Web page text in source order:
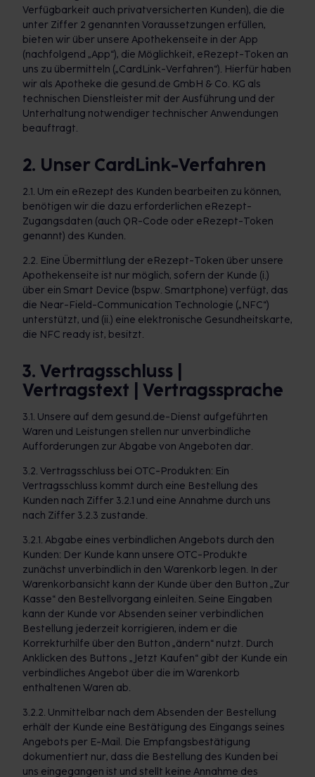
Verfügbarkeit auch privatversicherten Kunden), die die
unter Ziffer 2 genannten Voraussetzungen erfüllen,
bieten wir über unsere Apothekenseite in der App
(nachfolgend „App“), die Möglichkeit, eRezept-Token an
uns zu übermitteln („CardLink-Verfahren“). Hierfür haben
wir als Apotheke die gesund.de GmbH & Co. KG als
technischen Dienstleister mit der Ausführung und der
Unterhaltung notwendiger technischer Anwendungen
beauftragt.
2. Unser CardLink-Verfahren
2.1. Um ein eRezept des Kunden bearbeiten zu können,
benötigen wir die dazu erforderlichen eRezept-
Zugangsdaten (auch QR-Code oder eRezept-Token
genannt) des Kunden.
2.2. Eine Übermittlung der eRezept-Token über unsere
Apothekenseite ist nur möglich, sofern der Kunde (i.)
über ein Smart Device (bspw. Smartphone) verfügt, das
die Near-Field-Communication Technologie („NFC“)
unterstützt, und (ii.) eine elektronische Gesundheitskarte,
die NFC ready ist, besitzt.
3. Vertragsschluss |
Vertragstext | Vertragssprache
3.1. Unsere auf dem gesund.de-Dienst aufgeführten
Waren und Leistungen stellen nur unverbindliche
Aufforderungen zur Abgabe von Angeboten dar.
3.2. Vertragsschluss bei OTC-Produkten: Ein
Vertragsschluss kommt durch eine Bestellung des
Kunden nach Ziffer 3.2.1 und eine Annahme durch uns
nach Ziffer 3.2.3 zustande.
3.2.1. Abgabe eines verbindlichen Angebots durch den
Kunden: Der Kunde kann unsere OTC-Produkte
zunächst unverbindlich in den Warenkorb legen. In der
Warenkorbansicht kann der Kunde über den Button „Zur
Kasse“ den Bestellvorgang einleiten. Seine Eingaben
kann der Kunde vor Absenden seiner verbindlichen
Bestellung jederzeit korrigieren, indem er die
Korrekturhilfe über den Button „ändern“ nutzt. Durch
Anklicken des Buttons „Jetzt Kaufen“ gibt der Kunde ein
verbindliches Angebot über die im Warenkorb
enthaltenen Waren ab.
3.2.2. Unmittelbar nach dem Absenden der Bestellung
erhält der Kunde eine Bestätigung des Eingangs seines
Angebots per E-Mail. Die Empfangsbestätigung
dokumentiert nur, dass die Bestellung des Kunden bei
uns eingegangen ist und stellt keine Annahme des